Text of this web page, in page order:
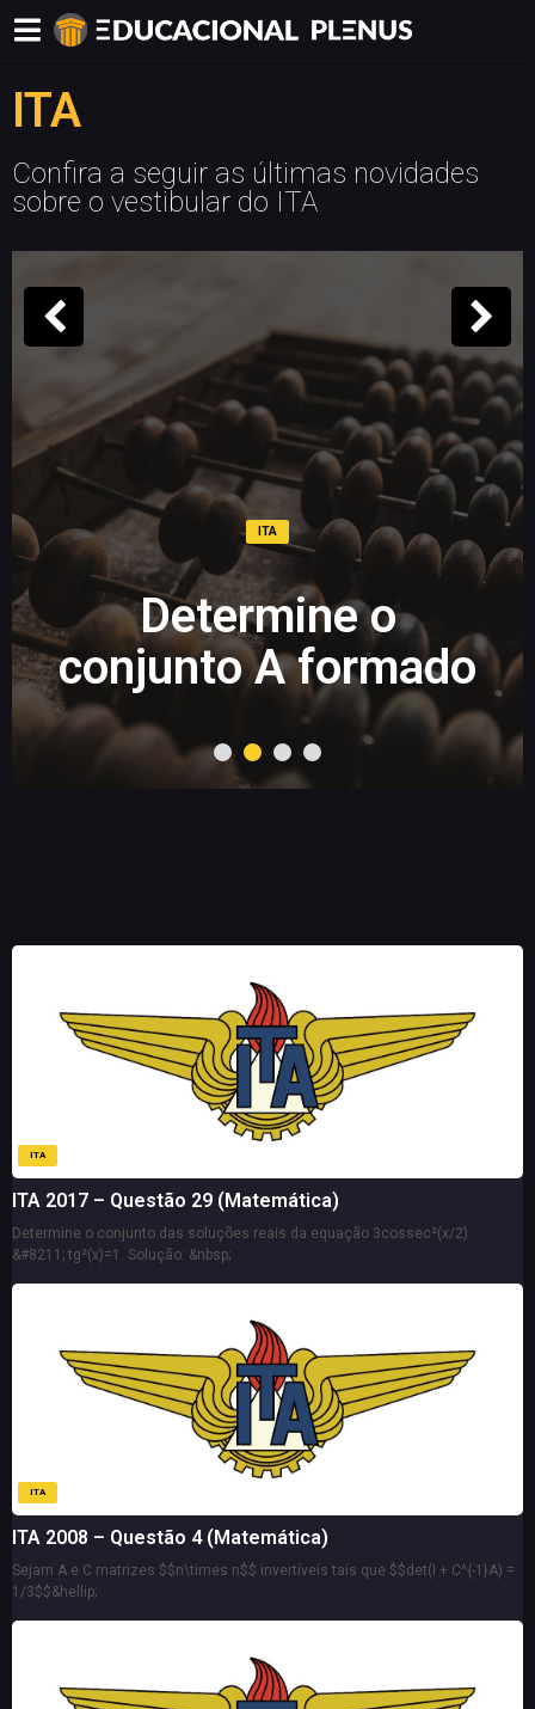
ITA
Confira a seguir as últimas novidades
sobre o vestibular do ITA
ITA
Determine o
conjunto A formado
ITA
ITA 2017 – Questão 29 (Matemática)
Determine o conjunto das soluções reais da equação 3cossec²(x/2)
&#8211; tg²(x)=1. Solução: &nbsp;
ITA
ITA 2008 – Questão 4 (Matemática)
Sejam A e C matrizes $$n\times n$$ invertíveis tais que $$det(I + C^{-1}A) =
1/3$$&hellip;